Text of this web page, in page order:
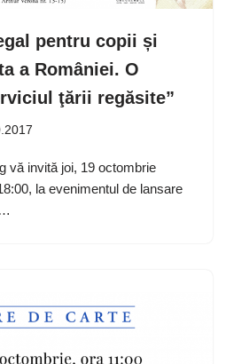
pentru copii și
a României. O
ţării regăsite”
vă invită joi, 19 octombrie
la evenimentul de lansare